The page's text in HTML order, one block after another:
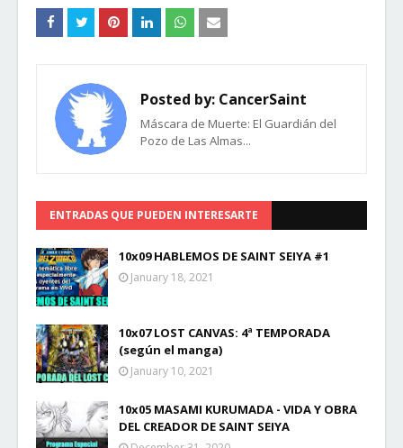
Posted by: CancerSaint
Máscara de Muerte: El Guardián del
Pozo de Las Almas...
ENTRADAS QUE PUEDEN INTERESARTE
10x09 HABLEMOS DE SAINT SEIYA #1
January 18, 2021
10x07 LOST CANVAS: 4ª TEMPORADA
(según el manga)
January 10, 2021
10x05 MASAMI KURUMADA - VIDA Y OBRA
DEL CREADOR DE SAINT SEIYA